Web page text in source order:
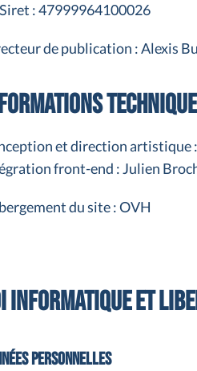
: 47999964100026
de publication : Alexis
et direction artistique
front-end : Julien
du site : OVH
informatique et
personnelles